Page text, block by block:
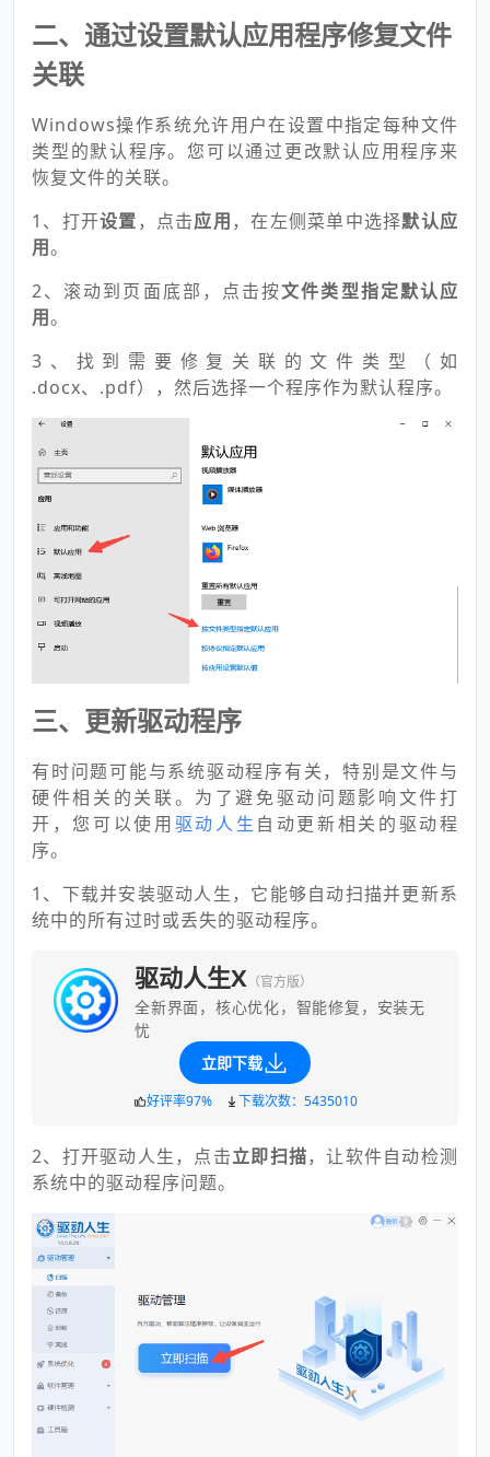
二、通过设置默认应用程序修复文件
关联
Windows操作系统允许用户在设置中指定每种文件
类型的默认程序。您可以通过更改默认应用程序来
恢复文件的关联。
1、打开设置 ，点击应用 ，在左侧菜单中选择默认应
用。
2、滚动到页面底部，点击按文件类型指定默认应
用。
3、找到需要修复关联的文件类型（如
.docx、.pdf），然后选择一个程序作为默认程序。
三、更新驱动程序
有时问题可能与系统驱动程序有关，特别是文件与
硬件相关的关联。为了避免驱动问题影响文件打
开，您可以使用驱动人生 自动更新相关的驱动程
序。
1、下载并安装驱动人生，它能够自动扫描并更新系
统中的所有过时或丢失的驱动程序。
驱动人生X （官方版）
全新界面，核心优化，智能修复，安装无
忧
立即下载
好评率97% 下载次数：5435010
2、打开驱动人生，点击立即扫描，让软件自动检测
系统中的驱动程序问题。